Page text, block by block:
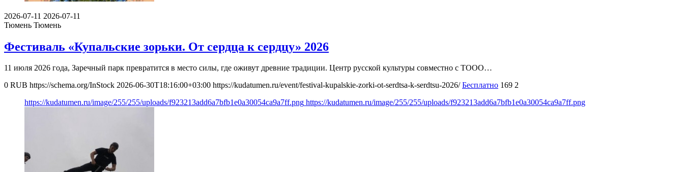
2026-07-11 2026-07-11
Тюмень Тюмень
Фестиваль «Купальские зорьки. От сердца к сердцу» 2026
11 июля 2026 года, Заречный парк превратится в место силы, где оживут древние традиции. Центр русской культуры совместно с ТООО…
0 RUB https://schema.org/InStock 2026-06-30T18:16:00+03:00 https://kudatumen.ru/event/festival-kupalskie-zorki-ot-serdtsa-k-serdtsu-2026/ Бесплатно 169 2
https://kudatumen.ru/image/255/255/uploads/f923213add6a7bfb1e0a30054ca9a7ff.png https://kudatumen.ru/image/255/255/uploads/f923213add6a7bfb1e0a30054ca9a7ff.png